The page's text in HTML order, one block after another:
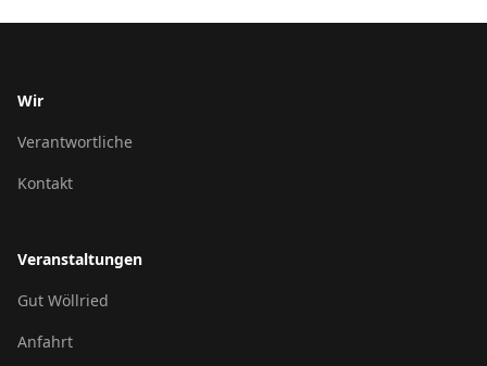
Wir
Verantwortliche
Kontakt
Veranstaltungen
Gut Wöllried
Anfahrt